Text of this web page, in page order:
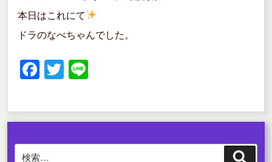
本日はこれにて
ドラのなべちゃんでした。
F
c
e
b
T
tt
er
e
検